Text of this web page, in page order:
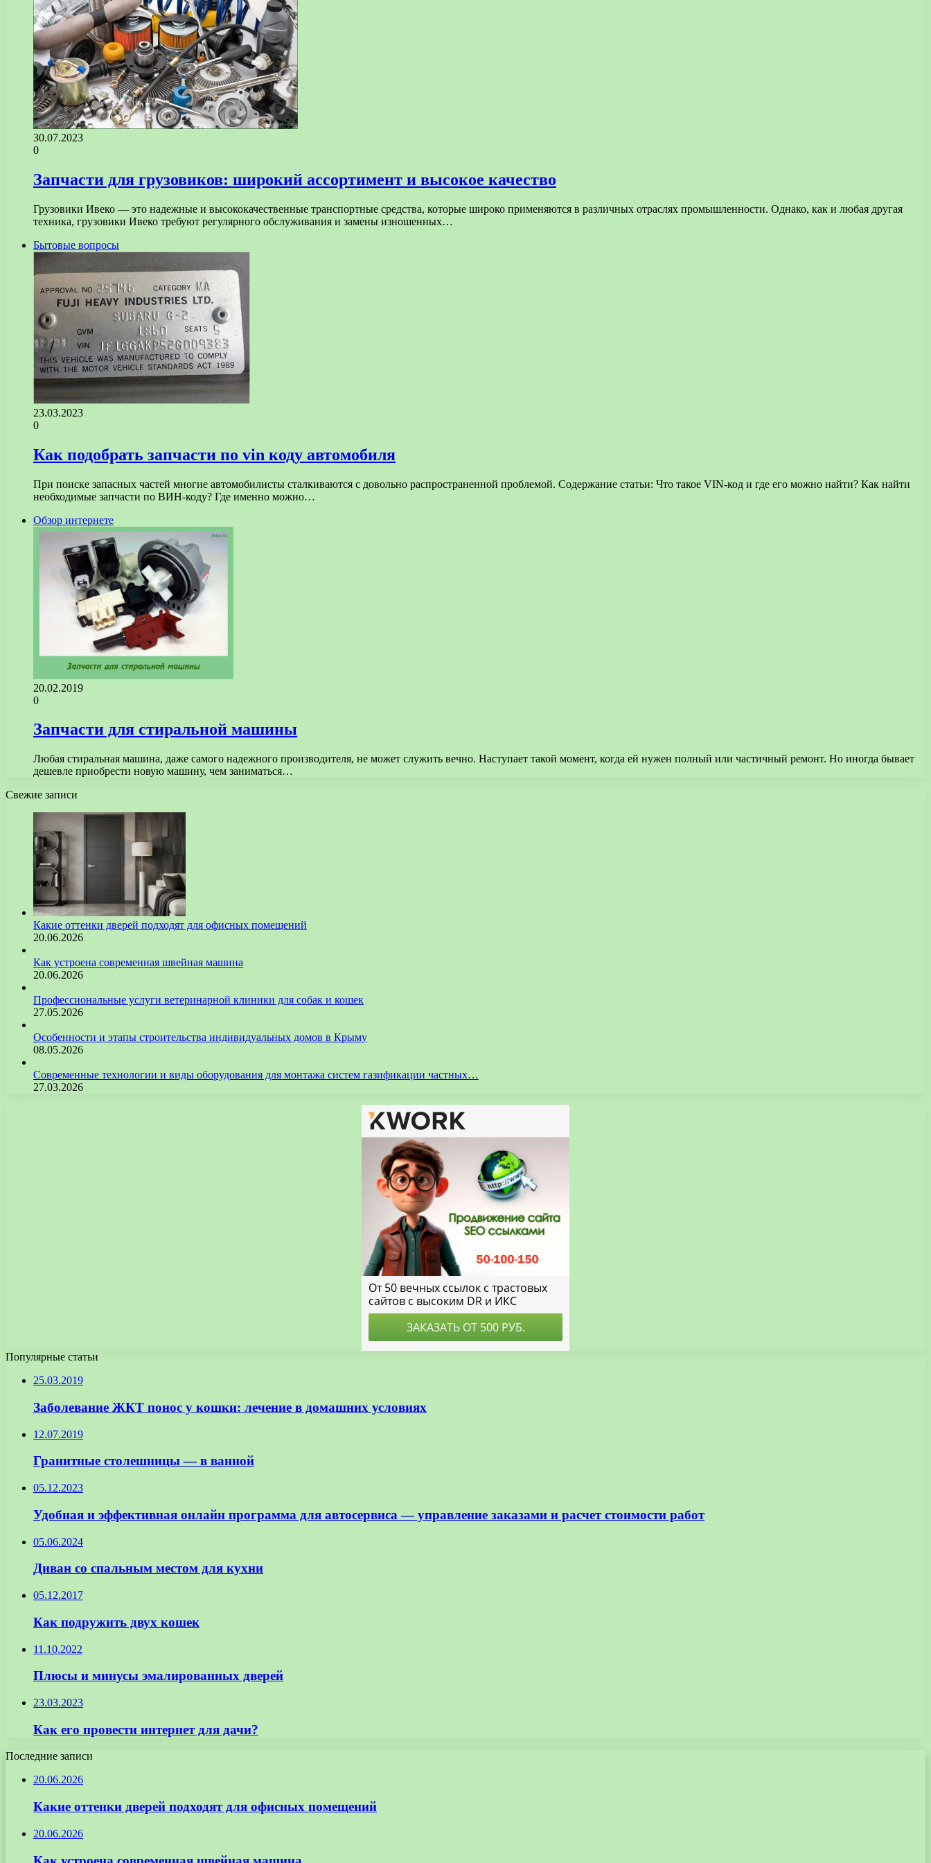
30.07.2023
0
Запчасти для грузовиков: широкий ассортимент и высокое качество
Грузовики Ивеко — это надежные и высококачественные транспортные средства, которые широко применяются в различных отраслях промышленности. Однако, как и любая другая
техника, грузовики Ивеко требуют регулярного обслуживания и замены изношенных…
Бытовые вопросы
23.03.2023
0
Как подобрать запчасти по vin коду автомобиля
При поиске запасных частей многие автомобилисты сталкиваются с довольно распространенной проблемой. Содержание статьи: Что такое VIN-код и где его можно найти? Как найти
необходимые запчасти по ВИН-коду? Где именно можно…
Обзор интернете
20.02.2019
0
Запчасти для стиральной машины
Любая стиральная машина, даже самого надежного производителя, не может служить вечно. Наступает такой момент, когда ей нужен полный или частичный ремонт. Но иногда бывает
дешевле приобрести новую машину, чем заниматься…
Свежие записи
Какие оттенки дверей подходят для офисных помещений
20.06.2026
Как устроена современная швейная машина
20.06.2026
Профессиональные услуги ветеринарной клиники для собак и кошек
27.05.2026
Особенности и этапы строительства индивидуальных домов в Крыму
08.05.2026
Современные технологии и виды оборудования для монтажа систем газификации частных…
27.03.2026
Популярные статьи
25.03.2019
Заболевание ЖКТ понос у кошки: лечение в домашних условиях
12.07.2019
Гранитные столешницы — в ванной
05.12.2023
Удобная и эффективная онлайн программа для автосервиса — управление заказами и расчет стоимости работ
05.06.2024
Диван со спальным местом для кухни
05.12.2017
Как подружить двух кошек
11.10.2022
Плюсы и минусы эмалированных дверей
23.03.2023
Как его провести интернет для дачи?
Последние записи
20.06.2026
Какие оттенки дверей подходят для офисных помещений
20.06.2026